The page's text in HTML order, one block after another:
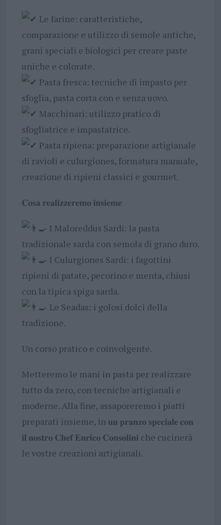
Le farine: caratteristiche,
comparazione e utilizzo di semole antiche,
grani speciali e biologici per creare paste
uniche e colorate.
Pasta fresca: tecniche di impasto per
sfoglia, pasta corta con e senza uovo.
Macchinari: utilizzo pratico di
sfogliatrice e impastatrice.
Pasta ripiena: preparazione artigianale
di ravioli e culurgiones, formatura manuale,
creazione di ripieni classici e gourmet.
𝐂𝐨𝐬𝐚 𝐫𝐞𝐚𝐥𝐢𝐳𝐳𝐞𝐫𝐞𝐦𝐨 𝐢𝐧𝐬𝐢𝐞𝐦𝐞
I Maloreddus Sardi: la pasta
tradizionale sarda con semola di grano duro.
I Culurgiones Sardi: i fagottini
ripieni di patate, pecorino e menta, chiusi
con la tipica spiga sarda.
Le Seadas: i golosi dolci della
tradizione.
Un corso pratico e coinvolgente.
Metteremo le mani in pasta per realizzare
tutto da zero, con tecniche artigianali e
moderne. Alla fine, assaporeremo i piatti
preparati insieme, in 𝐮𝐧 𝐩𝐫𝐚𝐧𝐳𝐨 𝐬𝐩𝐞𝐜𝐢𝐚𝐥𝐞 𝐜𝐨𝐧
𝐢𝐥 𝐧𝐨𝐬𝐭𝐫𝐨 𝐂𝐡𝐞𝐟 𝐄𝐧𝐫𝐢𝐜𝐨 𝐂𝐨𝐧𝐬𝐨𝐥𝐢𝐧𝐢 che cucinerà
le vostre creazioni artigianali.